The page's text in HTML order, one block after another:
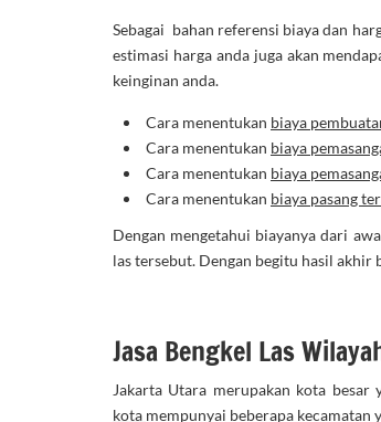
Sebagai bahan referensi biaya dan
estimasi harga anda juga akan
keinginan anda.
Cara menentukan biaya
Cara menentukan biaya
Cara menentukan biaya
Cara menentukan biaya pasang
Dengan mengetahui biayanya dari
las tersebut. Dengan begitu hasil akhir
Jasa Bengkel Las
Jakarta Utara merupakan kota
kota mempunyai beberapa kecamatan